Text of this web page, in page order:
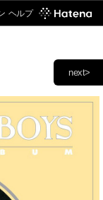
ヘルプ
next>